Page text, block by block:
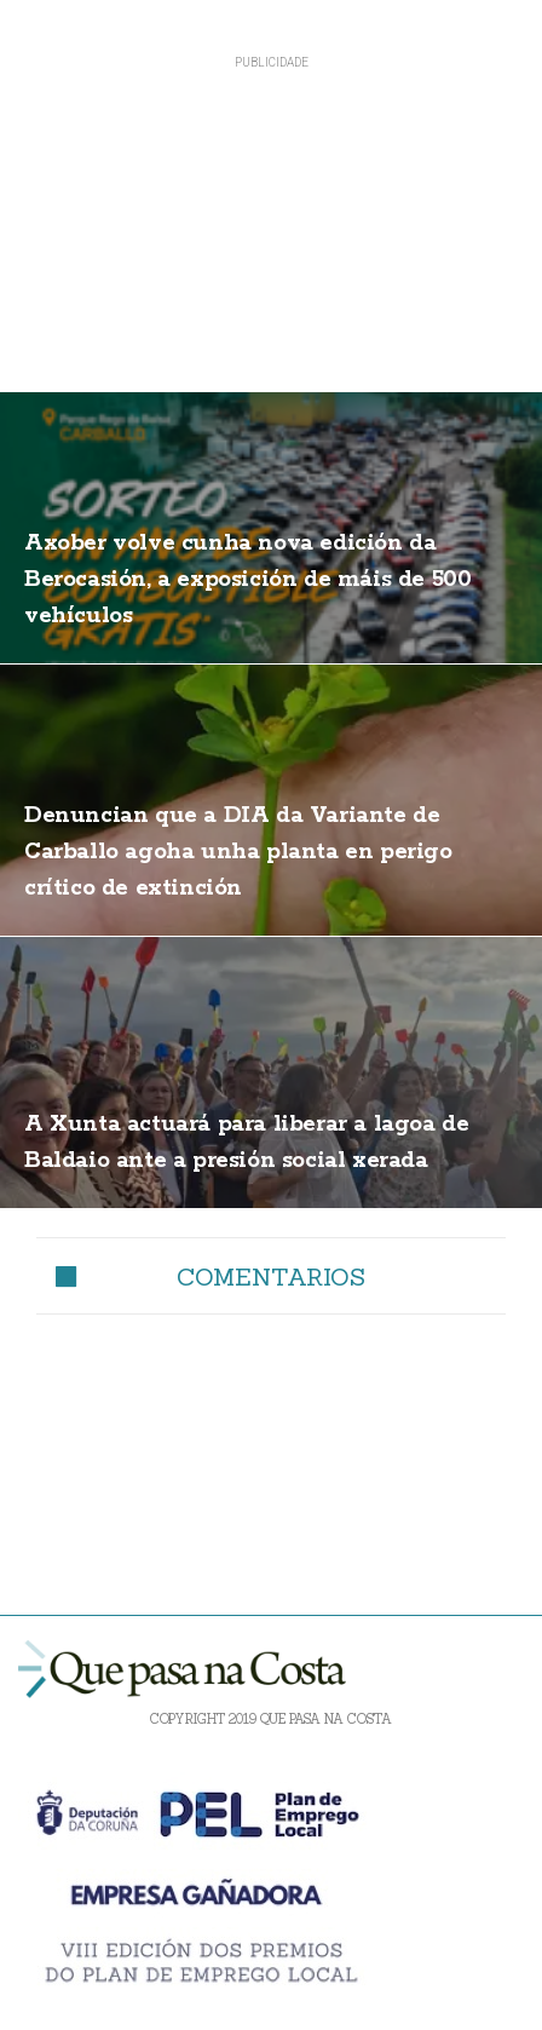
Axober volve cunha nova edición da
Berocasión, a exposición de máis de 500
vehículos
Denuncian que a DIA da Variante de
Carballo agoha unha planta en perigo
crítico de extinción
A Xunta actuará para liberar a lagoa de
Baldaio ante a presión social xerada
COMENTARIOS
COPYRIGHT 2019 QUE PASA NA COSTA